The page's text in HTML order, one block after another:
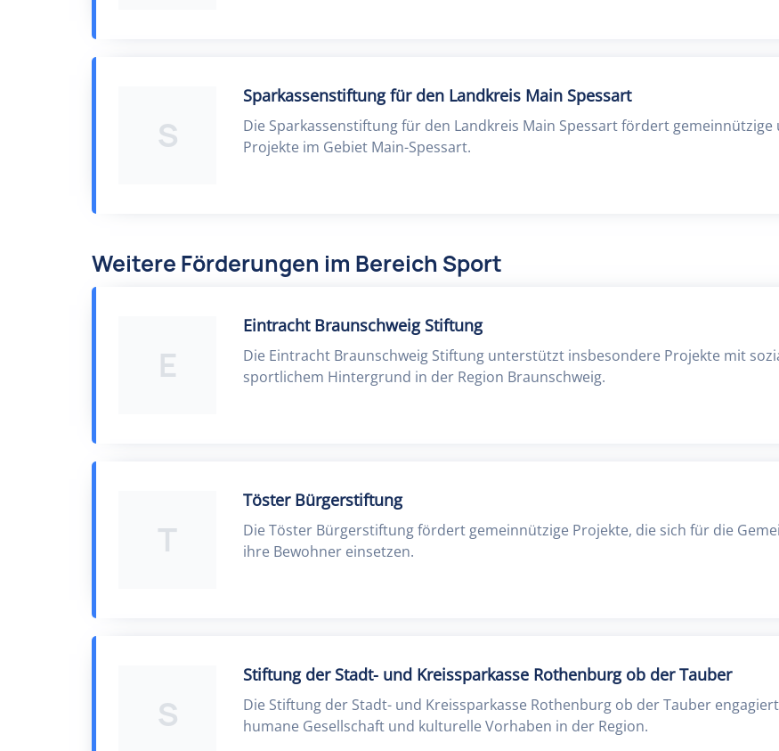
S
Sparkassenstiftung für den Landkreis Main Spessart
Die Sparkassenstiftung für den Landkreis Main Spessart fördert gemeinnützige
Projekte im Gebiet Main-Spessart.
Weitere Förderungen im Bereich Sport
E
Eintracht Braunschweig Stiftung
Die Eintracht Braunschweig Stiftung unterstützt insbesondere Projekte mit
sportlichem Hintergrund in der Region Braunschweig.
T
Töster Bürgerstiftung
Die Töster Bürgerstiftung fördert gemeinnützige Projekte, die sich für die
ihre Bewohner einsetzen.
S
Stiftung der Stadt- und Kreissparkasse Rothenburg ob der Tauber
Die Stiftung der Stadt- und Kreissparkasse Rothenburg ob der Tauber
humane Gesellschaft und kulturelle Vorhaben in der Region.